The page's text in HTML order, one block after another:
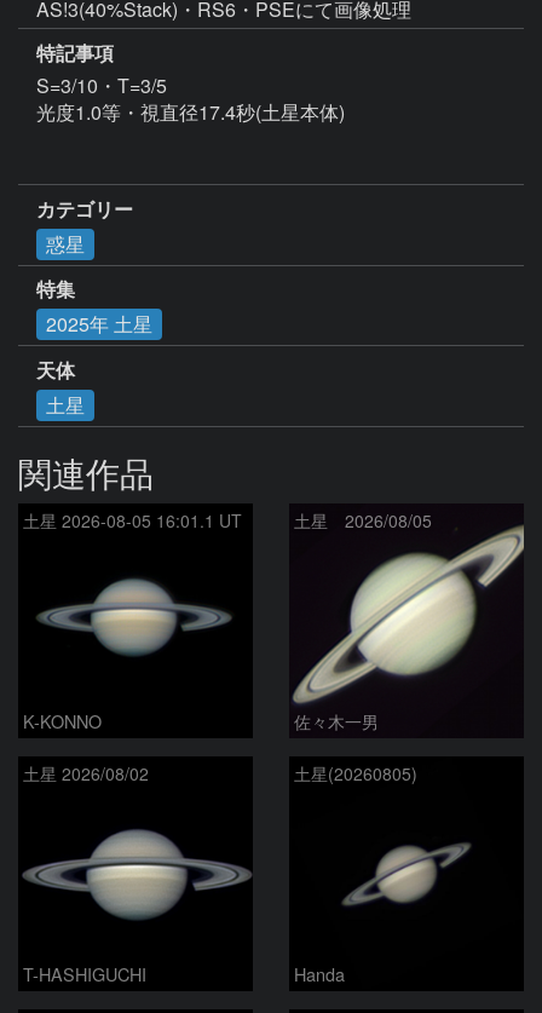
特記事項
S=3/10・T=3/5
光度1.0等・視直径17.4秒(土星本体)
カテゴリー
惑星
特集
2025年 土星
天体
土星
関連作品
土星 2026-08-05 16:01.1 UT
K-KONNO
土星 2026/08/05
佐々木一男
土星 2026/08/02
T-HASHIGUCHI
土星(20260805)
Handa